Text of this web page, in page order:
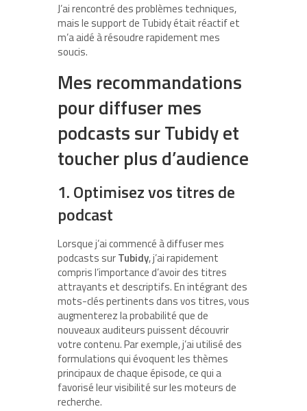
J’ai rencontré des problèmes techniques,
mais le support de Tubidy était réactif et
m’a aidé à résoudre rapidement mes
soucis.
Mes recommandations
pour diffuser mes
podcasts sur Tubidy et
toucher plus d’audience
1. Optimisez vos titres de
podcast
Lorsque j’ai commencé à diffuser mes
podcasts surTubidy, j’ai rapidement
compris l’importance d’avoir des titres
attrayants et descriptifs. En intégrant des
mots-clés pertinents dans vos titres, vous
augmenterez la probabilité que de
nouveaux auditeurs puissent découvrir
votre contenu. Par exemple, j’ai utilisé des
formulations qui évoquent les thèmes
principaux de chaque épisode, ce qui a
favorisé leur visibilité sur les moteurs de
recherche.